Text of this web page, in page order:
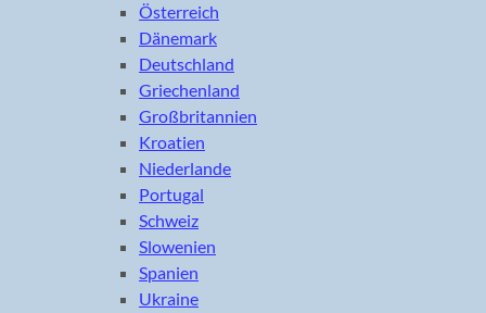
Österreich
Dänemark
Deutschland
Griechenland
Großbritannien
Kroatien
Niederlande
Portugal
Schweiz
Slowenien
Spanien
Ukraine